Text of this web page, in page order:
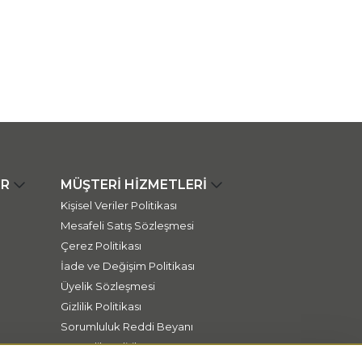
MÜŞTERİ HİZMETLERİ
Kişisel Veriler Politikası
Mesafeli Satış Sözleşmesi
Çerez Politikası
İade ve Değişim Politikası
Üyelik Sözleşmesi
Gizlilik Politikası
Sorumluluk Reddi Beyanı
Güvenlik Politikası